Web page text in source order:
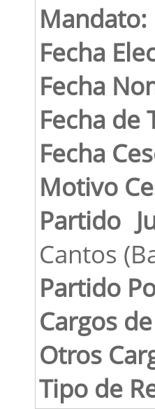
Mandato:
Fecha
Fecha
Fecha de
Fecha
Motivo
Partido
Cantos
Partido
Cargos
Otros
Tipo de